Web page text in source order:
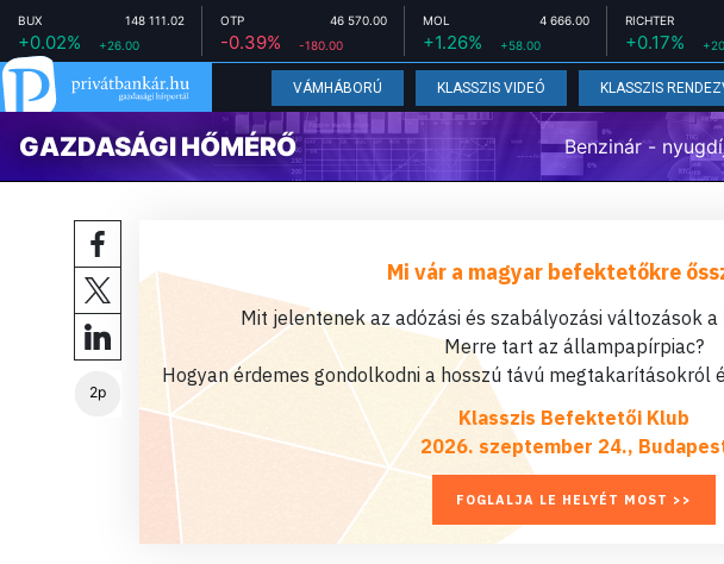
BUX 148 111.02
+0.02% +26.00
OTP 46 570.00
-0.39% -180.00
MOL 4 666.00
+1.26% +58.00
RICHTER
+0.17%
VÁMHÁBORÚ KLASSZIS VIDEÓ KLASSZIS
GAZDASÁGI HŐMÉRŐ Benzinár -
2p
Mi vár a magyar befektetőkre
Mit jelentenek az adózási és szabályozási változások
Merre tart az állampapírpiac?
Hogyan érdemes gondolkodni a hosszú távú
Klasszis Befektetői Klub
2026. szeptember 24.,
FOGLALJA LE HELYÉT MOST >>